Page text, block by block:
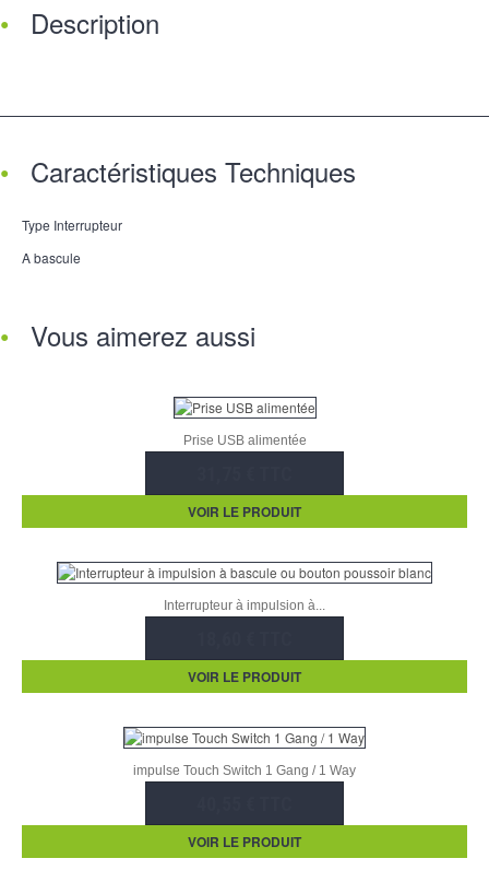
Description
Caractéristiques Techniques
Type Interrupteur
A bascule
Vous aimerez aussi
Prise USB alimentée
VOIR LE PRODUIT
Interrupteur à impulsion à...
VOIR LE PRODUIT
impulse Touch Switch 1 Gang / 1 Way
VOIR LE PRODUIT